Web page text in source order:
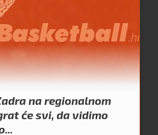
na regionalnom
će svi, da vidimo